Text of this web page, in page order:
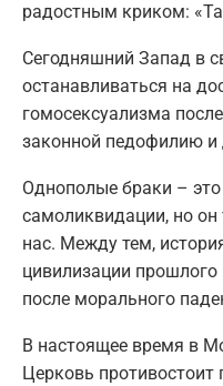
радостным криком:
Сегодняшний Запад в
останавливаться на
гомосексуализма
законной педофилию
Однополые браки –
самоликвидации, но он
нас. Между тем,
цивилизации прошлого
после морального
В настоящее время в
Церковь противостоит